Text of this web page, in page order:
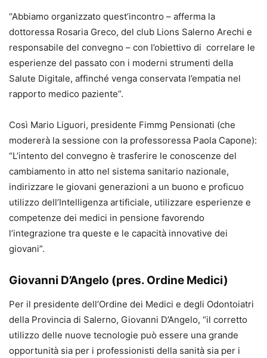
“Abbiamo organizzato quest’incontro – afferma la
dottoressa Rosaria Greco, del club Lions Salerno Arechi e
responsabile del convegno – con l’obiettivo di correlare le
esperienze del passato con i moderni strumenti della
Salute Digitale, affinché venga conservata l’empatia nel
rapporto medico paziente”.
Così Mario Liguori, presidente Fimmg Pensionati (che
modererà la sessione con la professoressa Paola Capone):
“L’intento del convegno è trasferire le conoscenze del
cambiamento in atto nel sistema sanitario nazionale,
indirizzare le giovani generazioni a un buono e proficuo
utilizzo dell’Intelligenza artificiale, utilizzare esperienze e
competenze dei medici in pensione favorendo
l’integrazione tra queste e le capacità innovative dei
giovani”.
Giovanni D’Angelo (pres. Ordine Medici)
Per il presidente dell’Ordine dei Medici e degli Odontoiatri
della Provincia di Salerno, Giovanni D’Angelo, “il corretto
utilizzo delle nuove tecnologie può essere una grande
opportunità sia per i professionisti della sanità sia per i